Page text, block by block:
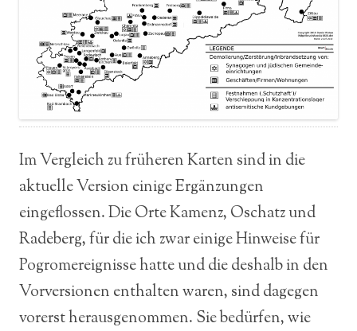
Im Vergleich zu früheren Karten sind in die
aktuelle Version einige Ergänzungen
eingeflossen. Die Orte Kamenz, Oschatz und
Radeberg, für die ich zwar einige Hinweise für
Pogromereignisse hatte und die deshalb in den
Vorversionen enthalten waren, sind dagegen
vorerst herausgenommen. Sie bedürfen, wie